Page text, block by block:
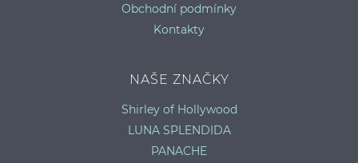
Obchodní podmínky
Kontakty
NAŠE ZNAČKY
Shirley of Hollywood
LUNA SPLENDIDA
PANACHE